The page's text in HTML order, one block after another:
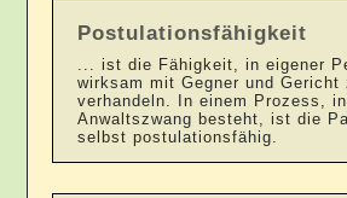
Postulationsfähigkeit
... ist die Fähigkeit, in eigener
wirksam mit Gegner und Gericht
verhandeln. In einem Prozess,
Anwaltszwang besteht, ist die
selbst postulationsfähig.